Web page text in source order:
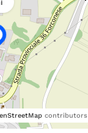
contributors